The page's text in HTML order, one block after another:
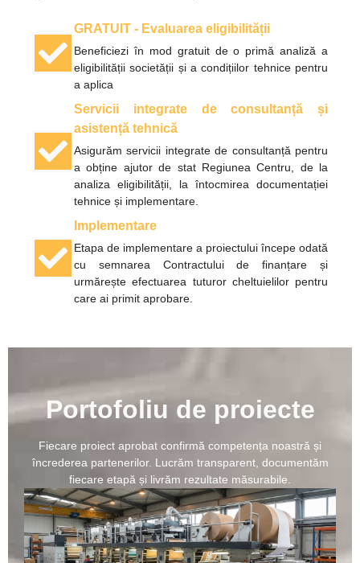
GRATUIT - Evaluarea eligibilității
Beneficiezi în mod gratuit de o primă analiză a
eligibilității societății și a condițiilor tehnice pentru
a aplica
Servicii integrate de consultanță și
asistență tehnică
Asigurăm servicii integrate de consultanță pentru
a obține ajutor de stat Regiunea Centru, de la
analiza eligibilității, la întocmirea documentației
tehnice și implementare.
Implementare
Etapa de implementare a proiectului începe odată
cu semnarea Contractului de finanțare și
urmărește efectuarea tuturor cheltuielilor pentru
care ai primit aprobare.
Portofoliu de proiecte
Fiecare proiect aprobat confirmă competența noastră și
încrederea partenerilor. Lucrăm transparent, documentăm
fiecare etapă și livrăm rezultate măsurabile.